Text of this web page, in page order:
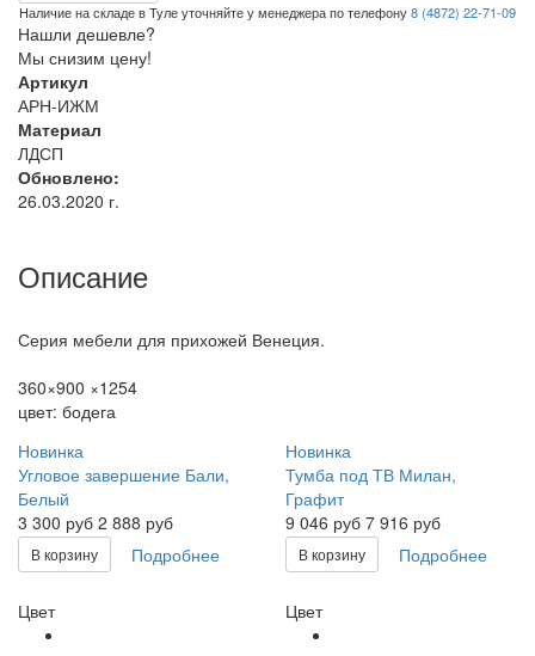
Наличие на складе в Туле уточняйте у менеджера по телефону8 (4872) 22-71-09
Нашли дешевле?
Мы снизим цену!
Артикул
АРН-ИЖМ
Материал
ЛДСП
Обновлено:
26.03.2020 г.
Описание
Серия мебели для прихожей Венеция.
360×900 ×1254
цвет: бодега
Новинка
Угловое завершение Бали,
Белый
3 300 руб 2 888 руб
В корзину Подробнее
Цвет
Новинка
Тумба под ТВ Милан,
Графит
9 046 руб 7 916 руб
В корзину Подробнее
Цвет